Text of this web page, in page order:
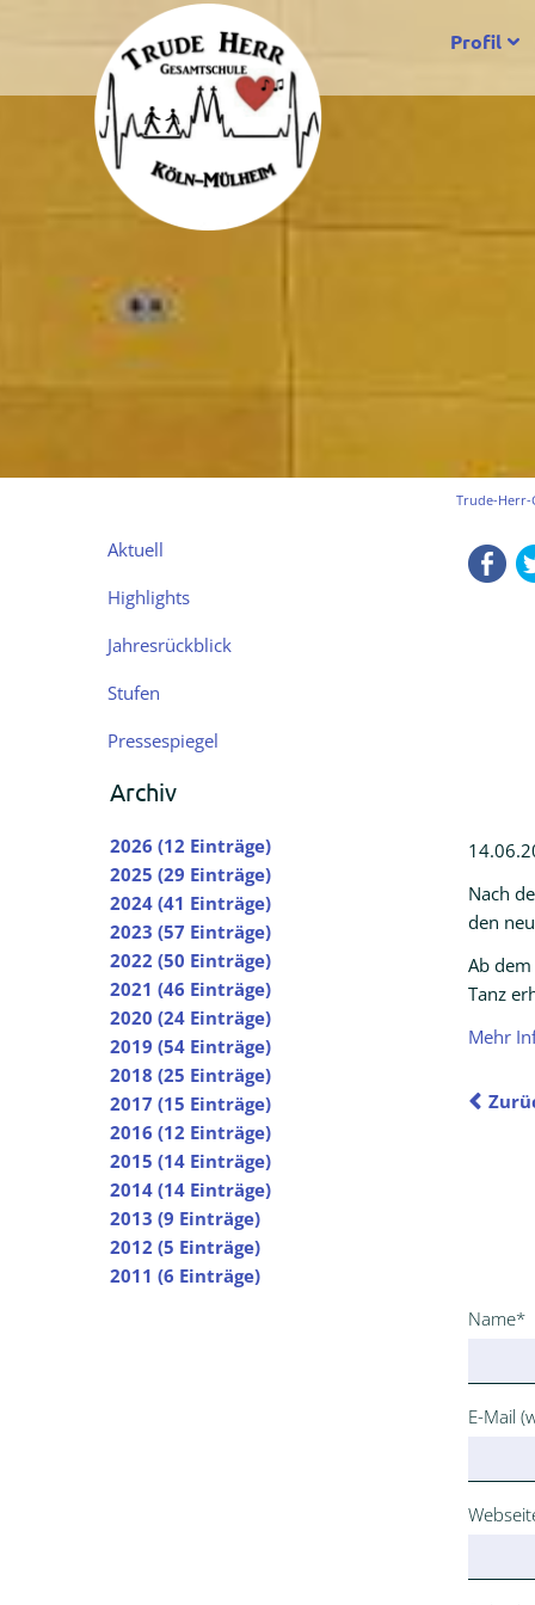
Profil
Trude-Herr-
Nach
den
Ab
Tanz
Mehr
Pflichtfeld
Name*
E-Mail
Navigation
Aktuell
Highlights
Jahresrückblick
Stufen
Pressespiegel
Archiv
2026 (12 Einträge)
2025 (29 Einträge)
2024 (41 Einträge)
2023 (57 Einträge)
2022 (50 Einträge)
2021 (46 Einträge)
2020 (24 Einträge)
2019 (54 Einträge)
2018 (25 Einträge)
2017 (15 Einträge)
2016 (12 Einträge)
2015 (14 Einträge)
2014 (14 Einträge)
2013 (9 Einträge)
2012 (5 Einträge)
2011 (6 Einträge)